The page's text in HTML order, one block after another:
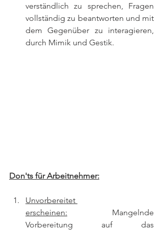
verständlich zu sprechen, Fragen
vollständig zu beantworten und mit
dem Gegenüber zu interagieren,
durch Mimik und Gestik.
Don'ts für Arbeitnehmer:
Unvorbereitet
erscheinen: Mangelnde
Vorbereitung auf das